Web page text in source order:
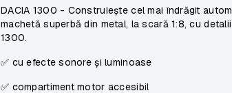
DACIA 1300 - Construiește cel mai îndrăgit
machetă superbă din metal, la scară1:8, cu
1300.
✅ cu efecte sonore și luminoase
✅ compartiment motor accesibil